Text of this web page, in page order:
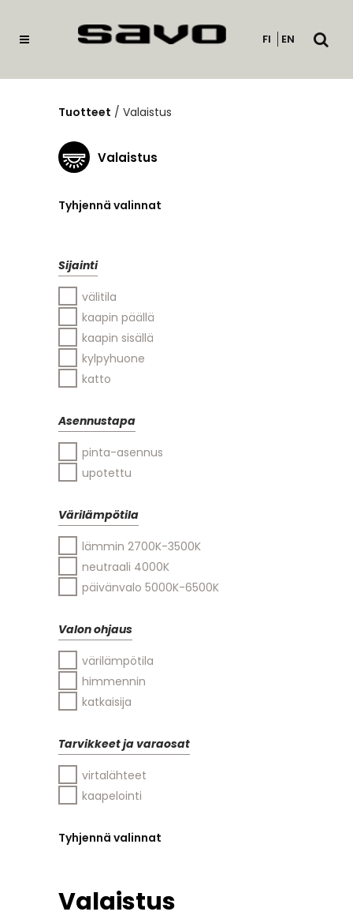
FI EN
Avaa
Tuotteet / Valaistus
Valaistus
Tyhjennä valinnat
Sijainti
välitila
kaapin päällä
kaapin sisällä
kylpyhuone
katto
Asennustapa
pinta-asennus
upotettu
Värilämpötila
lämmin 2700K-3500K
neutraali 4000K
päivänvalo 5000K-6500K
Valon ohjaus
värilämpötila
himmennin
katkaisija
Tarvikkeet ja varaosat
virtalähteet
kaapelointi
Tyhjennä valinnat
Valaistus